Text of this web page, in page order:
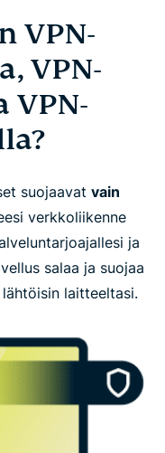
VPN-
VPN-
VPN-
suojaavat vain
verkkoliikenne
ja
salaa ja suojaa
laitteeltasi.